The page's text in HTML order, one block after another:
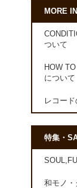
MORE
ついて
HOW
について
レコー
特集・
和モノ